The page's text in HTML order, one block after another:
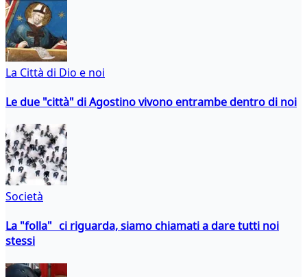
La Città di Dio e noi
Le due "città" di Agostino vivono entrambe dentro di noi
Società
La "folla" ci riguarda, siamo chiamati a dare tutti noi
stessi